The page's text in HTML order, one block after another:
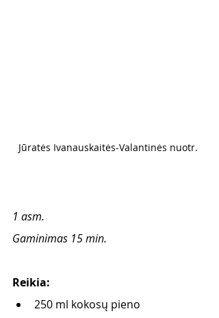
Jūratės Ivanauskaitės-Valantinės nuotr.
1 asm.
Gaminimas 15 min.
Reikia:
250 ml kokosų pieno